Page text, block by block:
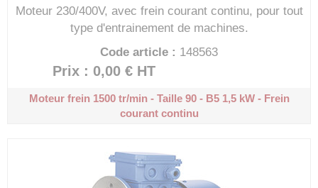
Moteur 230/400V, avec frein courant continu, pour tout
type d'entrainement de machines.
Code article : 148563
Prix : 0,00 € HT
Moteur frein 1500 tr/min - Taille 90 - B51,5 kW - Frein
courant continu